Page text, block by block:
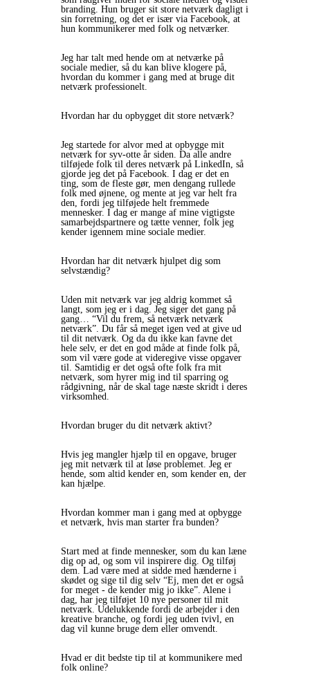
branding. Hun bruger sit store netværk dagligt i
sin forretning, og det er især via Facebook, at
hun kommunikerer med folk og netværker.
Jeg har talt med hende om at netværke på
sociale medier, så du kan blive klogere på,
hvordan du kommer i gang med at bruge dit
netværk professionelt.
Hvordan har du opbygget dit store netværk?
Jeg startede for alvor med at opbygge mit
netværk for syv-otte år siden. Da alle andre
tilføjede folk til deres netværk på LinkedIn, så
gjorde jeg det på Facebook. I dag er det en
ting, som de fleste gør, men dengang rullede
folk med øjnene, og mente at jeg var helt fra
den, fordi jeg tilføjede helt fremmede
mennesker. I dag er mange af mine vigtigste
samarbejdspartnere og tætte venner, folk jeg
kender igennem mine sociale medier.
Hvordan har dit netværk hjulpet dig som
selvstændig?
Uden mit netværk var jeg aldrig kommet så
langt, som jeg er i dag. Jeg siger det gang på
gang… “Vil du frem, så netværk netværk
netværk”. Du får så meget igen ved at give ud
til dit netværk. Og da du ikke kan favne det
hele selv, er det en god måde at finde folk på,
som vil være gode at videregive visse opgaver
til. Samtidig er det også ofte folk fra mit
netværk, som hyrer mig ind til sparring og
rådgivning, når de skal tage næste skridt i deres
virksomhed.
Hvordan bruger du dit netværk aktivt?
Hvis jeg mangler hjælp til en opgave, bruger
jeg mit netværk til at løse problemet. Jeg er
hende, som altid kender en, som kender en, der
kan hjælpe.
Hvordan kommer man i gang med at opbygge
et netværk, hvis man starter fra bunden?
Start med at finde mennesker, som du kan læne
dig op ad, og som vil inspirere dig. Og tilføj
dem. Lad være med at sidde med hænderne i
skødet og sige til dig selv “Ej, men det er også
for meget - de kender mig jo ikke”. Alene i
dag, har jeg tilføjet 10 nye personer til mit
netværk. Udelukkende fordi de arbejder i den
kreative branche, og fordi jeg uden tvivl, en
dag vil kunne bruge dem eller omvendt.
Hvad er dit bedste tip til at kommunikere med
folk online?